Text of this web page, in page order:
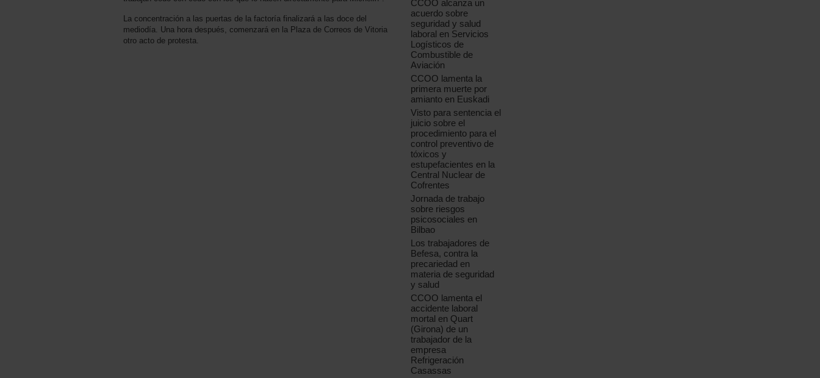
La concentración a las puertas de la factoría finalizará a las doce del
mediodía. Una hora después, comenzará en la Plaza de Correos de Vitoria
otro acto de protesta.
CCOO alcanza un
acuerdo sobre
seguridad y salud
laboral en Servicios
Logísticos de
Combustible de
Aviación
CCOO lamenta la
primera muerte por
amianto en Euskadi
Visto para sentencia el
juicio sobre el
procedimiento para el
control preventivo de
tóxicos y
estupefacientes en la
Central Nuclear de
Cofrentes
Jornada de trabajo
sobre riesgos
psicosociales en
Bilbao
Los trabajadores de
Befesa, contra la
precariedad en
materia de seguridad
y salud
CCOO lamenta el
accidente laboral
mortal en Quart
(Girona) de un
trabajador de la
empresa
Refrigeración
Casassas